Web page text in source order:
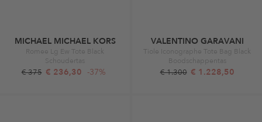
MICHAEL MICHAEL KORS
Romee Lg Ew Tote Black
Schoudertas
€ 375 € 236,30 -37%
VALENTINO GARAVANI
Tiole Iconographe Tote Bag Black
Boodschappentas
€ 1.300 € 1.228,50